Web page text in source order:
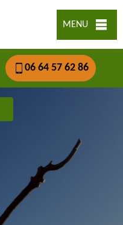
MENU
06 64 57 62 86